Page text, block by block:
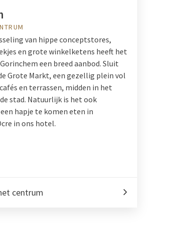
van hippe conceptstores,
en grote winkelketens heeft het
een breed aanbod. Sluit
Grote Markt, een gezellig plein vol
en terrassen, midden in het
stad. Natuurlijk is het ook
hapje te komen eten in
in ons hotel.
centrum